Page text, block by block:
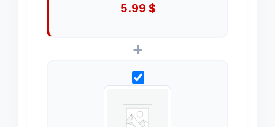
5.99$
+